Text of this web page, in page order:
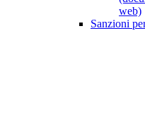
web)
Sanzioni